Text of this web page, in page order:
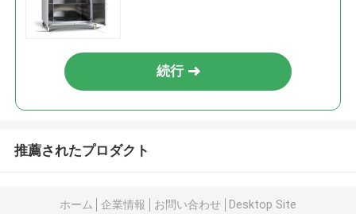
続行
推薦されたプロダクト
ホーム 企業情報 お問い合わせ Desktop Site